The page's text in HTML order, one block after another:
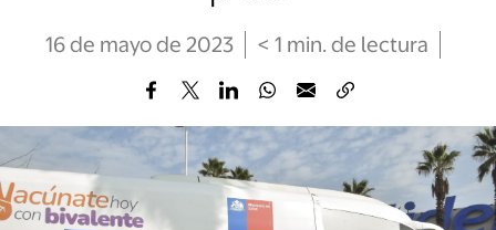
16 de mayo de 2023 < 1 min. de lectura